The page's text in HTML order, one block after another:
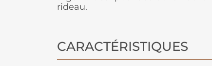
rideau.
CARACTÉRISTIQUES